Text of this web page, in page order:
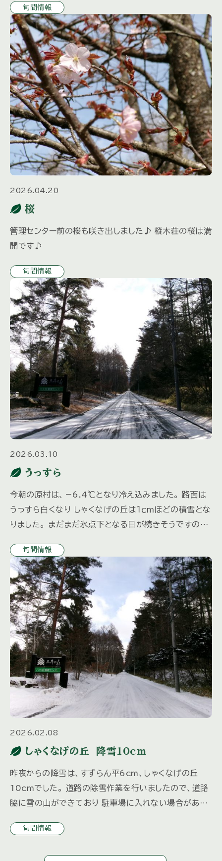
旬間情報
2026.04.20
桜
管理センター前の桜も咲き出しました♪ 樅木荘の桜は満
開です♪
旬間情報
2026.03.10
うっすら
今朝の原村は、－6.4℃となり冷え込みました。 路面は
うっすら白くなり しゃくなげの丘は１ｃｍほどの積雪とな
りました。 まだまだ氷点下となる日が続きそうですので
お忘れ […]
旬間情報
2026.02.08
しゃくなげの丘 降雪10cm
昨夜からの降雪は、すずらん平6cm、しゃくなげの丘
10cmでした。 道路の除雪作業を行いましたので、道路
脇に雪の山ができており 駐車場に入れない場合があり
雪いたしますの […]
旬間情報